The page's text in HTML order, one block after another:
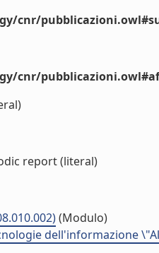
cnr/
cnr/
report (literal)
(Modulo)
dell'informazione